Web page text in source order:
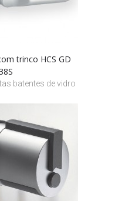
trinco HCS GD
batentes de vidro